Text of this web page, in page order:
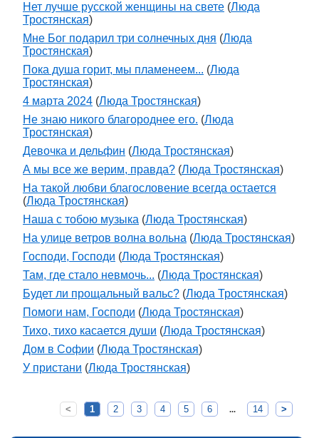
Нет лучше русской женщины на свете (Люда
Тростянская)
Мне Бог подарил три солнечных дня (Люда
Тростянская)
Пока душа горит, мы пламенеем... (Люда
Тростянская)
4 марта 2024 (Люда Тростянская)
Не знаю никого благороднее его. (Люда
Тростянская)
Девочка и дельфин (Люда Тростянская)
А мы все же верим, правда? (Люда Тростянская)
На такой любви благословение всегда остается
(Люда Тростянская)
Наша с тобою музыка (Люда Тростянская)
На улице ветров волна вольна (Люда Тростянская)
Господи, Господи (Люда Тростянская)
Там, где стало невмочь... (Люда Тростянская)
Будет ли прощальный вальс? (Люда Тростянская)
Помоги нам, Господи (Люда Тростянская)
Тихо, тихо касается души (Люда Тростянская)
Дом в Софии (Люда Тростянская)
У пристани (Люда Тростянская)
< 1 2 3 4 5 6 ... 14 >